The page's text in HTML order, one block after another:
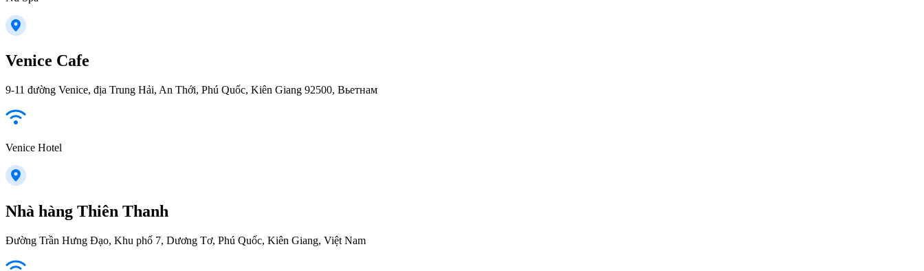
Venice Cafe
9-11 đường Venice, địa Trung Hải, An Thới, Phú Quốc, Kiên Giang 92500, Вьетнам
Venice Hotel
Nhà hàng Thiên Thanh
Đường Trần Hưng Đạo, Khu phố 7, Dương Tơ, Phú Quốc, Kiên Giang, Việt Nam